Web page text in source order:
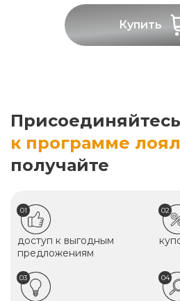
Купить
Присоединяйтесь
к программе
получайте
01
доступ к выгодным
предложениям
02
03 04